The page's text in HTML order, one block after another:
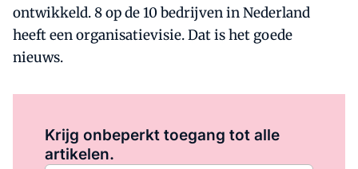
ontwikkeld. 8 op de 10 bedrijven in Nederland
heeft een organisatievisie. Dat is het goede
nieuws.
Krijg onbeperkt toegang tot alle
artikelen.